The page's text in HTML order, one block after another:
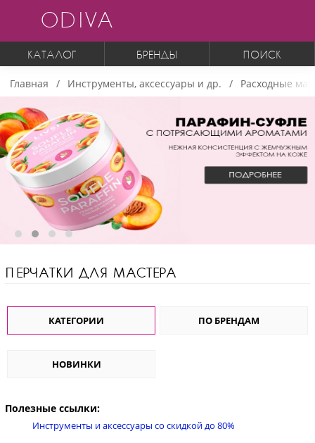
ODIVA
КАТАЛОГ БРЕНДЫ ПОИСК
Главная Инструменты, аксессуары и др. Расходные
ПЕРЧАТКИ ДЛЯ МАСТЕРА
КАТЕГОРИИ ПО БРЕНДАМ
НОВИНКИ
Полезные ссылки:
Инструменты и аксессуары со скидкой до 80%